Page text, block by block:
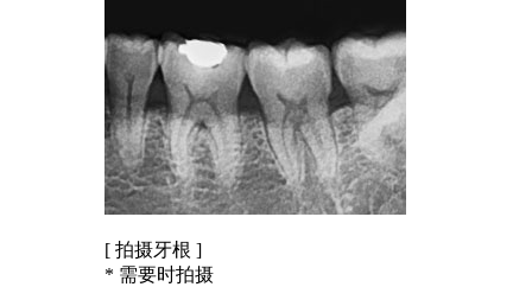
[ 拍摄牙根 ]
* 需要时拍摄